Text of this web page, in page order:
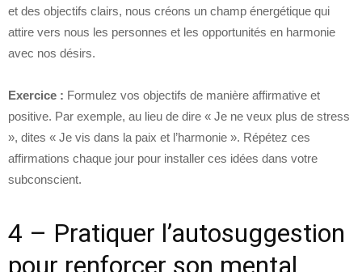
et des objectifs clairs, nous créons un champ énergétique qui
attire vers nous les personnes et les opportunités en harmonie
avec nos désirs.
Exercice : Formulez vos objectifs de manière affirmative et
positive. Par exemple, au lieu de dire « Je ne veux plus de stress
», dites « Je vis dans la paix et l’harmonie ». Répétez ces
affirmations chaque jour pour installer ces idées dans votre
subconscient.
4 – Pratiquer l’autosuggestion